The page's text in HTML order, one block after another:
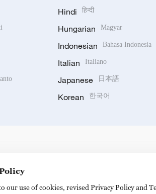
Hindi हिन्दी
Hungarian Magyar
Indonesian Bahasa Indonesia
Italian Italiano
Japanese 日本語
Korean 한국어
our use of cookies, revised Privacy Policy and